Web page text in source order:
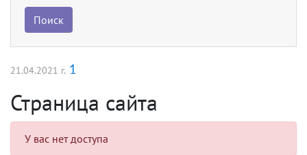
Поиск
21.04.2021 г. 1
Страница сайта
У вас нет доступа